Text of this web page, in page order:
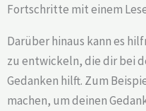
Fortschritte mit einem
Darüber hinaus kann es
zu entwickeln, die dir bei
Gedanken hilft. Zum
machen, um deinen